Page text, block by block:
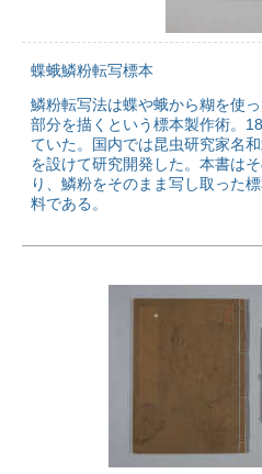
蝶蛾鱗粉転写標本
鱗粉転写法は蝶や蛾から糊を使
部分を描くという標本製作術。
ていた。国内では昆虫研究家名
を設けて研究開発した。本書は
り、鱗粉をそのまま写し取った
料である。